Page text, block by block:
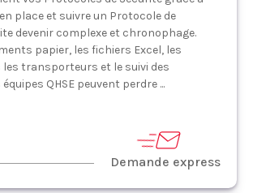
place et suivre un Protocole de
devenir complexe et chronophage.
papier, les fichiers Excel, les
les transporteurs et le suivi des
QHSE peuvent perdre ...
Demande express